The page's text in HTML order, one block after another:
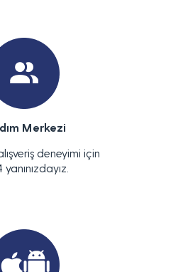
Merkezi
deneyimi için